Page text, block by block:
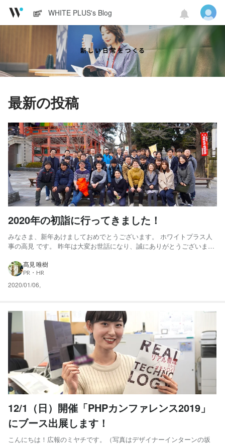
WHITE PLUS's Blog
最新の投稿
2020年の初詣に行ってきました！
みなさま、新年あけましておめでとうございます。 ホワイトプラス人
事の高見 です。 昨年は大変お世話になり、誠にありがとうございまし
で近くのお寺に初詣に行き、今年の飛躍を祈願してきました。 こちら
の記事でも2019年を振り返りましたが 、2019...
髙見 唯樹
PR・HR
2020/01/06,
12/1（日）開催「PHPカンファレンス2019」
にブース出展します！
こんにちは！広報のミヤチです。（写真はデザイナーインターンの坂